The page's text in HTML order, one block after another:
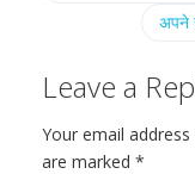
अपने
Leave a
Your email
are marked *